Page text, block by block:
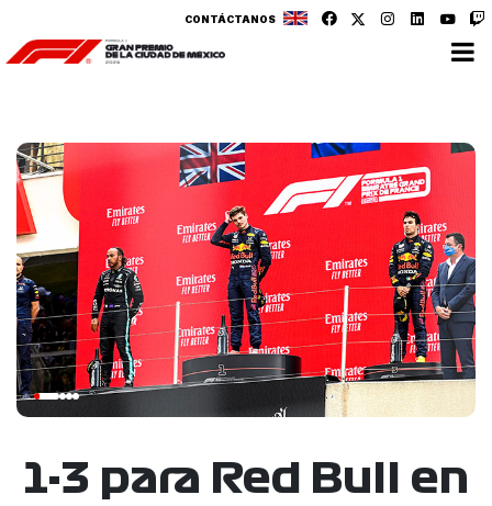
CONTÁCTANOS
1-3 para Red Bull en